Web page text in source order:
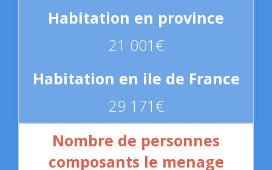
21 001€
29 171€